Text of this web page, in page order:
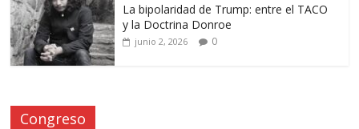
La bipolaridad de Trump: entre el TACO
y la Doctrina Donroe
junio 2, 2026 0
Congreso